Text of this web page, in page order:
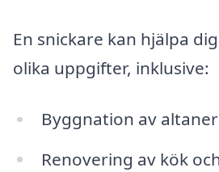
En snickare kan hjälpa
olika uppgifter, inklusive:
Byggnation av
Renovering av kök